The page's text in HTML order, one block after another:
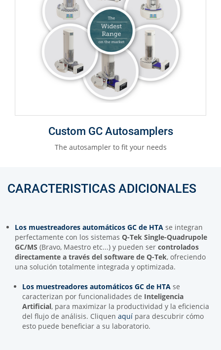
Custom GC Autosamplers
The autosampler to fit your needs
CARACTERISTICAS ADICIONALES
Los muestreadores automáticos GC de HTA se integran
perfectamente con los sistemas Q-Tek Single-Quadrupole
GC/MS (Bravo, Maestro etc...) y pueden ser controlados
directamente a través del software de Q-Tek, ofreciendo
una solución totalmente integrada y optimizada.
Los muestreadores automáticos GC de HTA se
caracterizan por funcionalidades de Inteligencia
Artificial, para maximizar la productividad y la eficiencia
del flujo de análisis. Cliquen aquí para descubrir cómo
esto puede beneficiar a su laboratorio.